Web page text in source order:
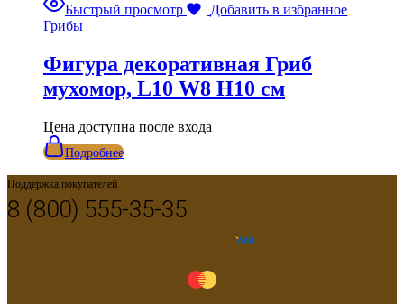
Быстрый просмотр
Добавить в избранное
Грибы
Фигура декоративная Гриб
мухомор, L10 W8 H10 см
Цена доступна после входа
Подробнее
Поддержка покупателей
8 (800) 555-35-35